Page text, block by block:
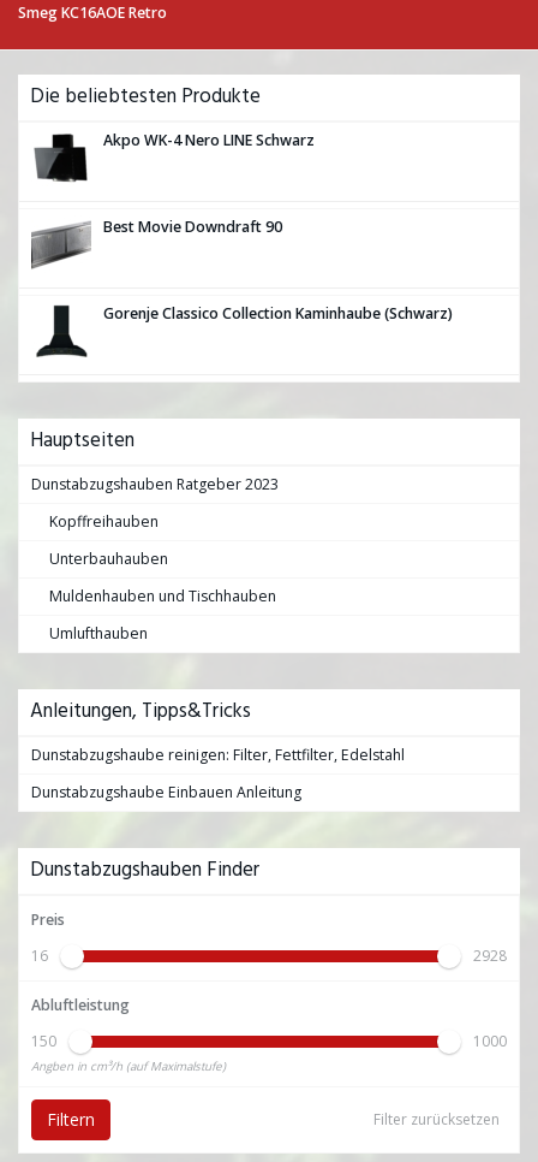
Smeg KC16AOE Retro
Die beliebtesten Produkte
Akpo WK-4 Nero LINE Schwarz
Best Movie Downdraft 90
Gorenje Classico Collection Kaminhaube (Schwarz)
Hauptseiten
Dunstabzugshauben Ratgeber 2023
Kopffreihauben
Unterbauhauben
Muldenhauben und Tischhauben
Umlufthauben
Anleitungen, Tipps&Tricks
Dunstabzugshaube reinigen: Filter, Fettfilter, Edelstahl
Dunstabzugshaube Einbauen Anleitung
Dunstabzugshauben Finder
Preis
16
2928
Abluftleistung
150
1000
Angben in cm³/h (auf Maximalstufe)
Filter zurücksetzen
Filtern